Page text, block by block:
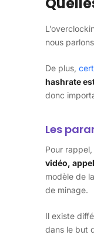
nous
De plus,
hashrate
donc
Les
Pour
vidéo,
modèle de
de minage.
Il existe
dans le but